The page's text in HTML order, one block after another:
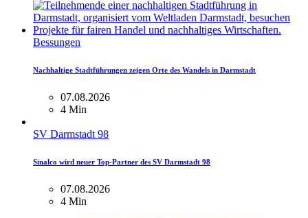
Bessungen
Nachhaltige Stadtführungen zeigen Orte des Wandels in Darmstadt
07.08.2026
4 Min
SV Darmstadt 98
Sinalco wird neuer Top-Partner des SV Darmstadt 98
07.08.2026
4 Min